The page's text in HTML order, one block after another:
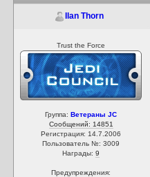
Ilan Thorn
Trust the Force
Группа:Ветераны JC
Сообщений: 14851
Регистрация: 14.7.2006
Пользователь №: 3009
Награды:9
Предупреждения: